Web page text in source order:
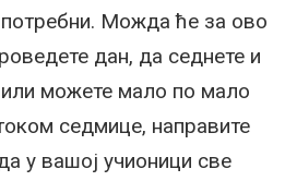
Можда ће за ово
дан, да седнете и
или можете мало по мало
седмице, направите
у вашој учионици све